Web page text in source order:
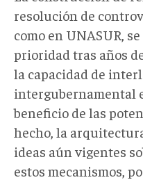
resolución de
como en UNASUR,
prioridad tras años
la capacidad de
intergubernamental
beneficio de las
hecho, la
ideas aún vigentes
estos mecanismos,